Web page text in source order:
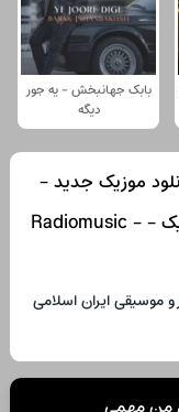
بابک جهانبخش - یه جور
دیگه
موزیک جدید -
رادیو موزیک - رادیوموزیک - رادیو موزیک - Radiomusic -
موسیقی ایران اسلامی